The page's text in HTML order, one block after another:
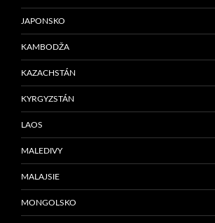
JAPONSKO
KAMBODŽA
KAZACHSTÁN
KYRGYZSTÁN
LAOS
MALEDIVY
MALAJSIE
MONGOLSKO